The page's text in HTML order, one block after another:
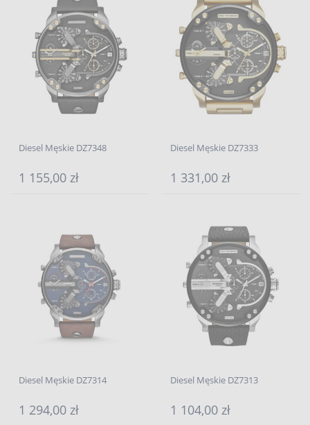
Diesel Męskie DZ7348
1 155,00 zł
Diesel Męskie DZ7333
1 331,00 zł
Diesel Męskie DZ7314
1 294,00 zł
Diesel Męskie DZ7313
1 104,00 zł